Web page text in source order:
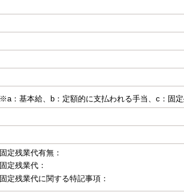
※a：基本給、b：定額的に支払われる手当、c：固
固定残業代有無：
固定残業代：
固定残業代に関する特記事項：